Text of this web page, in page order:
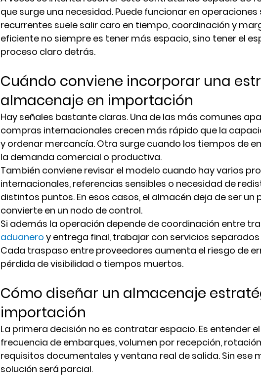
que surge una necesidad. Puede funcionar en
recurrentes suele salir caro en tiempo, coordinación y
eficiente no siempre es tener más espacio, sino tener el
proceso claro detrás.
Cuándo conviene incorporar una
almacenaje en importación
Hay señales bastante claras. Una de las más comunes
compras internacionales crecen más rápido que la
y ordenar mercancía. Otra surge cuando los tiempos de
la demanda comercial o productiva.
También conviene revisar el modelo cuando hay varios
internacionales, referencias sensibles o necesidad de
distintos puntos. En esos casos, el almacén deja de ser un
convierte en un nodo de control.
Si además la operación depende de coordinación entre
aduanero y entrega final, trabajar con servicios
Cada traspaso entre proveedores aumenta el riesgo de
pérdida de visibilidad o tiempos muertos.
Cómo diseñar un almacenaje
importación
La primera decisión no es contratar espacio. Es entender
frecuencia de embarques, volumen por recepción,
requisitos documentales y ventana real de salida. Sin ese
solución será parcial.